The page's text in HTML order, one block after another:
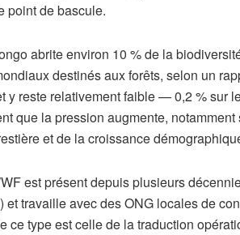
point de bascule.
abrite environ 10 % de la
destinés aux forêts, selon un
y reste relativement faible — 0,2 % sur
que la pression augmente,
et de la croissance
est présent depuis plusieurs
et travaille avec des ONG locales de
ce type est celle de la traduction